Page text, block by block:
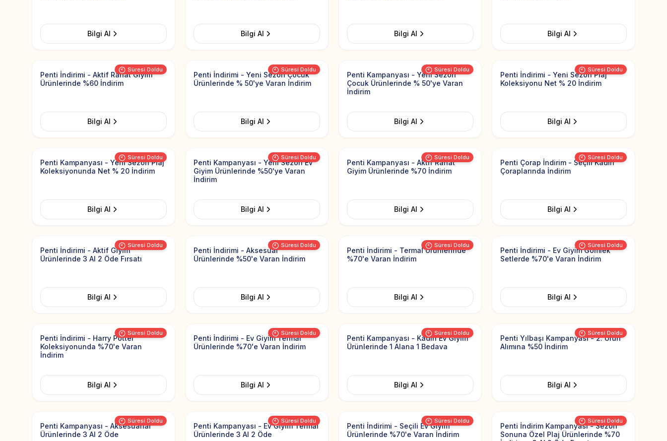
Bilgi Al Bilgi Al Bilgi Al Bilgi Al
Süresi Doldu
Add to Favorites
Penti İndirimi - Aktif Rahat Giyim
Ürünlerinde %60 İndirim
Bilgi Al
Süresi Doldu
Add to Favorites
Penti İndirimi - Yeni Sezon Çocuk
Ürünlerinde % 50'ye Varan İndirim
Bilgi Al
Süresi Doldu
Add to Favorites
Penti Kampanyası - Yeni Sezon
Çocuk Ürünlerinde % 50'ye Varan
İndirim
Bilgi Al
Süresi Doldu
Add to
Penti İndirimi - Yeni Sezon Plaj
Koleksiyonu Net % 20 İndirim
Bilgi Al
Süresi Doldu
Add to Favorites
Penti Kampanyası - Yeni Sezon Plaj
Koleksiyonunda Net % 20 İndirim
Bilgi Al
Süresi Doldu
Add to Favorites
Penti Kampanyası - Yeni Sezon Ev
Giyim Ürünlerinde %50'ye Varan
İndirim
Bilgi Al
Süresi Doldu
Add to Favorites
Penti Kampanyası - Aktif Rahat
Giyim Ürünlerinde %70 İndirim
Bilgi Al
Süresi Doldu
Add to
Penti Çorap İndirim - Seçili Kadın
Çoraplarında İndirim
Bilgi Al
Süresi Doldu
Add to Favorites
Penti İndirimi - Aktif Giyim
Ürünlerinde 3 Al 2 Öde Fırsatı
Bilgi Al
Süresi Doldu
Add to Favorites
Penti İndirimi - Aksesuar
Ürünlerinde %50'e Varan İndirim
Bilgi Al
Süresi Doldu
Add to Favorites
Penti İndirimi - Termal Ürünlerinde
%70'e Varan İndirim
Bilgi Al
Süresi Doldu
Add to
Penti İndirimi - Ev Giyim Gömlek
Setlerde %70'e Varan İndirim
Bilgi Al
Süresi Doldu
Add to Favorites
Penti İndirimi - Harry Potter
Koleksiyonunda %70'e Varan
İndirim
Bilgi Al
Süresi Doldu
Add to Favorites
Penti İndirimi - Ev Giyim Termal
Ürünlerinde %70'e Varan İndirim
Bilgi Al
Süresi Doldu
Add to Favorites
Penti Kampanyası - Kadın Ev Giyim
Ürünlerinde 1 Alana 1 Bedava
Bilgi Al
Süresi Doldu
Add to
Penti Yılbaşı Kampanyası - 2. Ürün
Alımına %50 İndirim
Bilgi Al
Süresi Doldu
Add to Favorites
Penti Kampanyası - Aksesuarlar
Ürünlerinde 3 Al 2 Öde
Süresi Doldu
Add to Favorites
Penti Kampanyası - Ev Giyim Termal
Ürünlerinde 3 Al 2 Öde
Süresi Doldu
Add to Favorites
Penti İndirimi - Seçili Ev Giyim
Ürünlerinde %70'e Varan İndirim
Süresi Doldu
Add to
Penti İndirim Kampanyası - Sezon
Sonuna Özel Plaj Ürünlerinde %70